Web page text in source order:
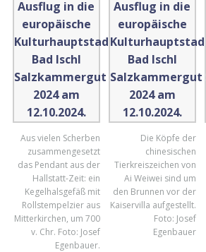
Aus vielen Scherben
zusammengesetzt
das Pendant aus der
Hallstatt-Zeit: ein
Kegelhalsgefäß mit
Rollstempelzier aus
Mitterkirchen, um 700
v. Chr. Foto: Josef
Egenbauer.
Die Köpfe der
chinesischen
Tierkreiszeichen von
Ai Weiwei sind um
den Brunnen vor der
Kaiservilla aufgestellt.
Foto: Josef
Egenbauer